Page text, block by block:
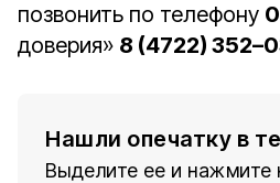
позвонить по телефону
доверия» 8 (4722)
Нашли опечатку в
Выделите ее и нажмите